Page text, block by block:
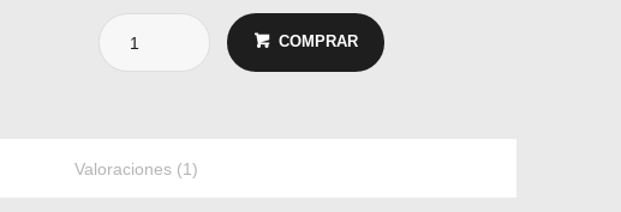
COMPRAR
Valoraciones (1)